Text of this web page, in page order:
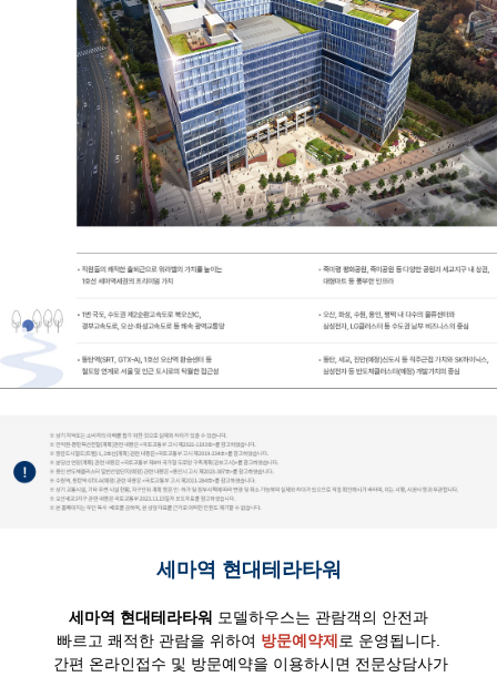
세마역 현대테라타워
세마역 현대테라타워 모델하우스는 관람객의 안전과
빠르고 쾌적한 관람을 위하여 방문예약제 로 운영됩니다.
간편 온라인접수 및 방문예약을 이용하시면 전문상담사가